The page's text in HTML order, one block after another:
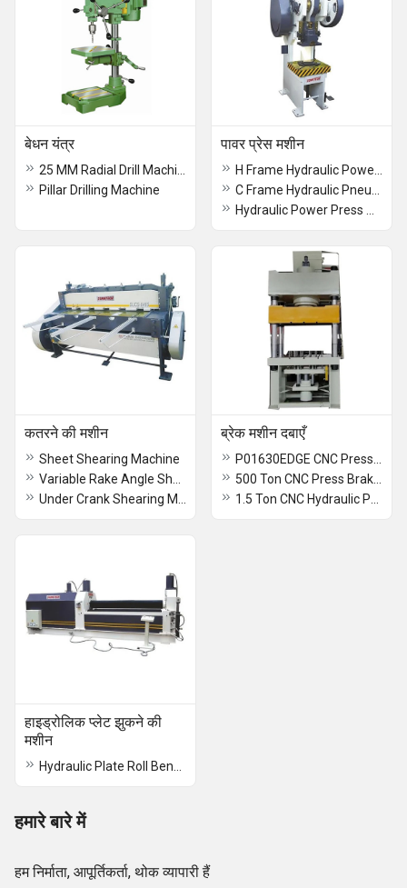
बेधन यंत्र
Pillar Drilling Machine
पावर प्रेस मशीन
कतरने की मशीन
Sheet Shearing Machine
ब्रेक मशीन दबाएँ
हाइड्रोलिक प्लेट झुकने की
मशीन
हमारे बारे में
हम निर्माता, आपूर्तिकर्ता, थोक व्यापारी हैं